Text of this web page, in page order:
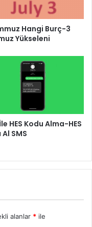
Hangi Burç-3
Yükseleni
HES Kodu Alma-HES
SMS
alanlar * ile